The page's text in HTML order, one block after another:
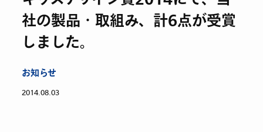
社の製品・取組み、計6点が受賞
しました。
お知らせ
2014.08.03